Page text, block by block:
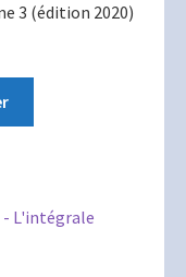
3 (édition 2020)